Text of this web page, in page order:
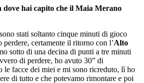
dove hai capito che il Maia Merano
stati soltanto cinque minuti di gioco
perdere, certamente il ritorno con l’Alto
sotto di una decina di punti a tre minuti
di perdere, ho avuto 30” di
le facce dei miei e mi sono ricreduto, lì ho
di tutto e che potevamo rimontare e poi